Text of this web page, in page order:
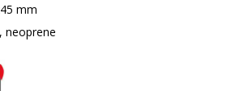
mm
neoprene